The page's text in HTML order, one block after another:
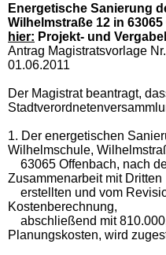
Energetische Sanierung
Wilhelmstraße 12 in
hier: Projekt- und
Antrag Magistratsvorlage
01.06.2011
Der Magistrat beantragt,
1. Der energetischen
Wilhelmschule,
63065 Offenbach, nach
Zusammenarbeit mit Dritten
erstellten und vom
Kostenberechnung,
abschließend mit
Planungskosten, wird